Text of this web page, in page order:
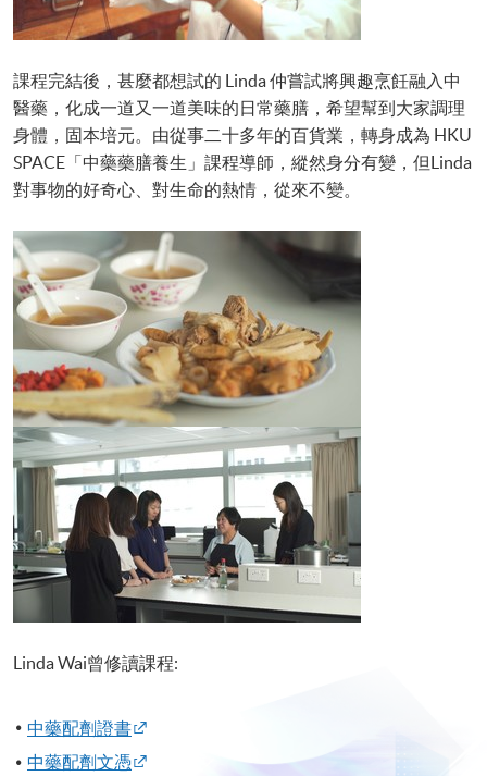
課程完結後，甚麼都想試的 Linda 仲嘗試將興趣烹飪融入中
醫藥，化成一道又一道美味的日常藥膳，希望幫到大家調理
身體，固本培元。由從事二十多年的百貨業，轉身成為 HKU
SPACE「中藥藥膳養生」課程導師，縱然身分有變，但Linda
對事物的好奇心、對生命的熱情，從來不變。
Linda Wai曾修讀課程:
中藥配劑證書
中藥配劑文憑